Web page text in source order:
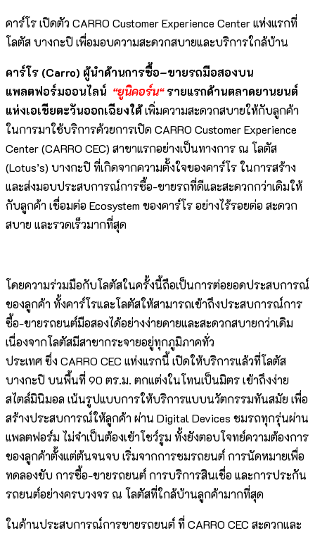
คาร์โร เปิดตัว CARRO Customer Experience Center แห่งแรกที่
โลตัส บางกะปิ เพื่อมอบความสะดวกสบายและบริการใกล้บ้าน
คาร์โร (Carro) ผู้นำด้านการซื้อ–ขายรถมือสองบน
แพลตฟอร์มออนไลน์ “ยูนิคอร์น“ รายแรกด้านตลาดยานยนต์
แห่งเอเชียตะวันออกเฉียงใต้เพิ่มความสะดวกสบายให้กับลูกค้า
ในการมาใช้บริการด้วยการเปิด CARRO Customer Experience
Center (CARRO CEC) สาขาแรกอย่างเป็นทางการ ณ โลตัส
(Lotus’s) บางกะปิ ที่เกิดจากความตั้งใจของคาร์โร ในการสร้าง
และส่งมอบประสบการณ์การซื้อ-ขายรถที่ดีและสะดวกกว่าเดิมให้
กับลูกค้า เชื่อมต่อ Ecosystem ของคาร์โร อย่างไร้รอยต่อ สะดวก
สบาย และรวดเร็วมากที่สุด
โดยความร่วมมือกับโลตัสในครั้งนี้ถือเป็นการต่อยอดประสบการณ์
ของลูกค้า ทั้งคาร์โรและโลตัสให้สามารถเข้าถึงประสบการณ์การ
ซื้อ-ขายรถยนต์มือสองได้อย่างง่ายดายและสะดวกสบายกว่าเดิม
เนื่องจากโลตัสมีสาขากระจายอยู่ทุกภูมิภาคทั่ว
ประเทศ ซึ่ง CARRO CEC แห่งแรกนี้ เปิดให้บริการแล้วที่โลตัส
บางกะปิ บนพื้นที่ 90 ตร.ม. ตกแต่งในโทนเป็นมิตร เข้าถึงง่าย
สไตล์มินิมอล เน้นรูปแบบการให้บริการแบบนวัตกรรมทันสมัย เพื่อ
สร้างประสบการณ์ให้ลูกค้า ผ่าน Digital Devices ชมรถทุกรุ่นผ่าน
แพลตฟอร์ม ไม่จำเป็นต้องเข้าโชว์รูม ทั้งยังตอบโจทย์ความต้องการ
ของลูกค้าตั้งแต่ต้นจนจบ เริ่มจากการชมรถยนต์ การนัดหมายเพื่อ
ทดลองขับ การซื้อ-ขายรถยนต์ การบริการสินเชื่อ และการประกัน
รถยนต์อย่างครบวงจร ณ โลตัสที่ใกล้บ้านลูกค้ามากที่สุด
ในด้านประสบการณ์การขายรถยนต์ ที่ CARRO CEC สะดวกและ